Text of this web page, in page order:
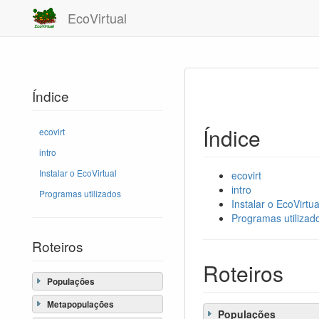
EcoVirtual
Índice
ecovirt
intro
Instalar o EcoVirtual
Programas utilizados
Roteiros
Populações
Metapopulações
Índice
ecovirt
intro
Instalar o
Programas
Roteiros
Populações